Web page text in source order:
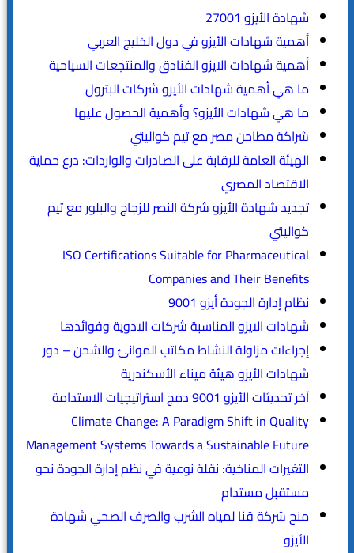
شهادة الأيزو 27001
أهمية شهادات الأيزو في دول الخليج العربي
أهمية شهادات الايزو الفنادق والمنتجعات السياحية
ما هي أهمية شهادات الأيزو شركات البترول
ما هي شهادات الأيزو؟ وأهمية الحصول عليها
شراكة مطاحن مصر مع تيم كواليتي
الهيئة العامة للرقابة على الصادرات والواردات: درع حماية
الاقتصاد المصري
تجديد شهادة الأيزو شركة النصر للزجاج والبلور مع تيم
كواليتي
ISO Certifications Suitable for Pharmaceutical
Companies and Their Benefits
نظام إدارة الجودة أيزو 9001
شهادات الايزو المناسبة شركات الادوية وفوائدها
إجراءات مزاولة النشاط مكاتب الموانئ والشحن – دور
شهادات الأيزو هيئة ميناء الأسكندرية
آخر تحديثات الأيزو 9001 دمج استراتيجيات الاستدامة
Climate Change: A Paradigm Shift in Quality
Management Systems Towards a Sustainable Future
التغيرات المناخية: نقلة نوعية في نظم إدارة الجودة نحو
مستقبل مستدام
منح شركة قنا لمياه الشرب والصرف الصحي شهادة
الأيزو